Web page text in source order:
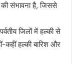
संभावना है, जिससे
जिलों में हल्की से
कहीं हल्की बारिश और